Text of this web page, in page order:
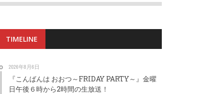
TIMELINE
2026年8月6日
『こんばんは おおつ～FRIDAY PARTY～』金曜
日午後６時から2時間の生放送！